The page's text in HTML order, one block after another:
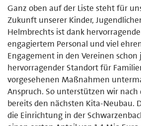
Ganz oben auf der Liste steht für
Zukunft unserer Kinder,
Helmbrechts ist dank
engagiertem Personal und viel
Engagement in den Vereinen
hervorragender Standort für
vorgesehenen Maßnahmen
Anspruch. So unterstützen wir nach
bereits den nächsten Kita-Neubau.
die Einrichtung in der